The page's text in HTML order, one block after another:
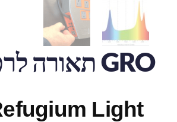
GRO תאורה לרפיוגים
Light